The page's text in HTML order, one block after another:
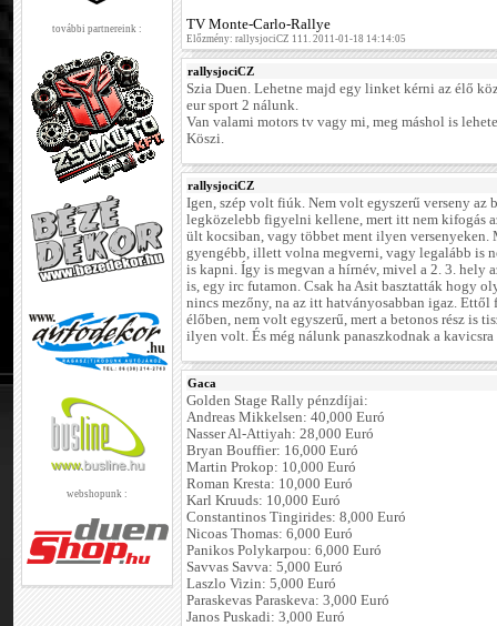
további partnereink :
webshopunk :
TV Monte-Carlo-Rallye
Előzmény: rallysjociCZ 111. 2011-01-18 14:14:05
rallysjociCZ
Szia Duen. Lehetne majd egy linket kérni az élő
eur sport 2 nálunk.
Van valami motors tv vagy mi, meg máshol is
Köszi.
rallysjociCZ
Igen, szép volt fiúk. Nem volt egyszerű verseny az
legközelebb figyelni kellene, mert itt nem kifogás
ült kocsiban, vagy többet ment ilyen versenyeken.
gyengébb, illett volna megverni, vagy legalább is
is kapni. Így is megvan a hírnév, mivel a 2. 3. hely
is, egy irc futamon. Csak ha Asit basztatták hogy
nincs mezőny, na az itt hatványosabban igaz. Ettől
élőben, nem volt egyszerű, mert a betonos rész is
ilyen volt. És még nálunk panaszkodnak a kavicsra
Gaca
Golden Stage Rally pénzdíjai:
Andreas Mikkelsen: 40,000 Euró
Nasser Al-Attiyah: 28,000 Euró
Bryan Bouffier: 16,000 Euró
Martin Prokop: 10,000 Euró
Roman Kresta: 10,000 Euró
Karl Kruuds: 10,000 Euró
Constantinos Tingirides: 8,000 Euró
Nicoas Thomas: 6,000 Euró
Panikos Polykarpou: 6,000 Euró
Savvas Savva: 5,000 Euró
Laszlo Vizin: 5,000 Euró
Paraskevas Paraskeva: 3,000 Euró
Janos Puskadi: 3,000 Euró